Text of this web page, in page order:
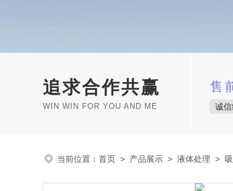
追求合作共赢
WIN WIN FOR YOU AND ME
售
诚
当前位置： 首页 > 产品展示 > 液体处理 >